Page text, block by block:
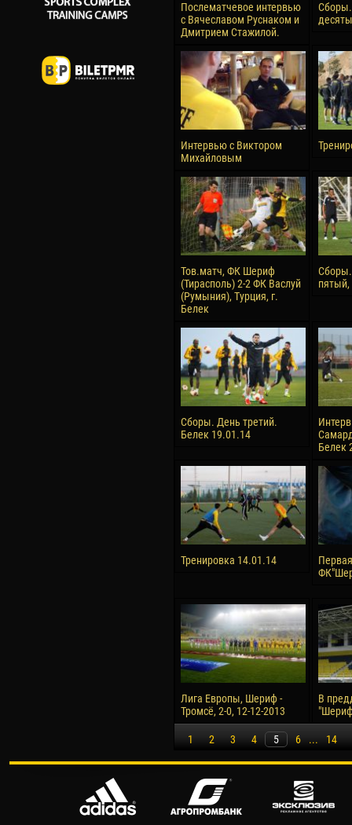
Послематчевое интервью
с Вячеславом Руснаком и
Дмитрием Стажилой.
Интервью с Виктором
Михайловым
Тов.матч, ФК Шериф
(Тирасполь) 2-2 ФК Васлуй
(Румыния), Турция, г.
Белек
пятый,
Сборы. День третий.
Белек 19.01.14
Белек
Тренировка 14.01.14
Лига Европы, Шериф -
Тромсё, 2-0, 12-12-2013
В
1 2 3 4 5 6 ... 14